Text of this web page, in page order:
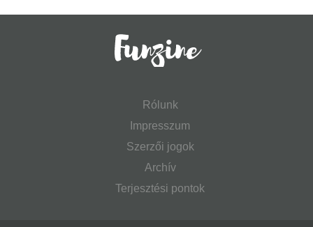
Rólunk
Impresszum
Szerzői jogok
Archív
Terjesztési pontok